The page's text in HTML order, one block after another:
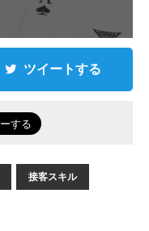
ツイートする
接客スキル